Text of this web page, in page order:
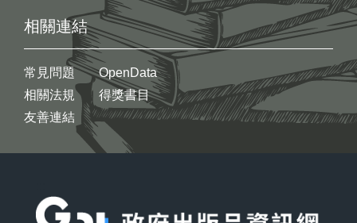
相關連結
常見問題
相關法規
友善連結
OpenData
得獎書目